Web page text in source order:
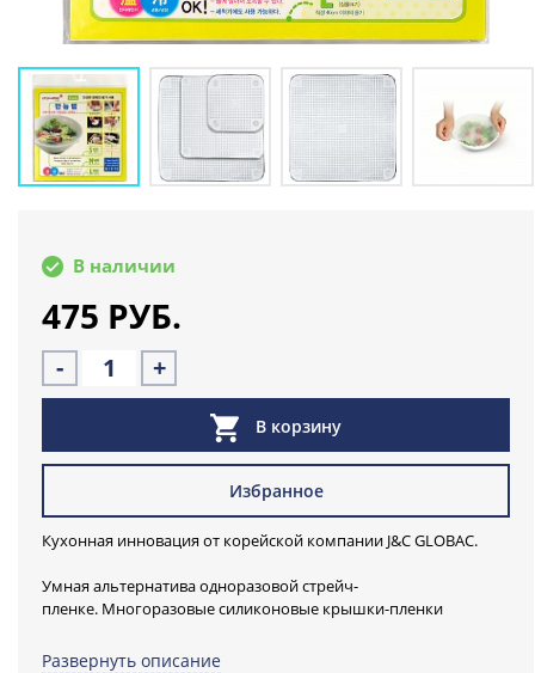
В наличии
475 РУБ.
- +
В корзину
Избранное
Кухонная инновация от корейской компании J&C GLOBAC.
Умная альтернатива одноразовой стрейч-
пленке. Многоразовые силиконовые крышки-пленки
больше изначального размера.
Развернуть описание